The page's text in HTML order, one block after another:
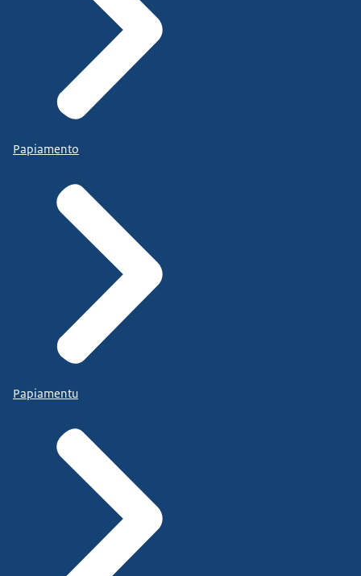
Papiamento
Papiamentu